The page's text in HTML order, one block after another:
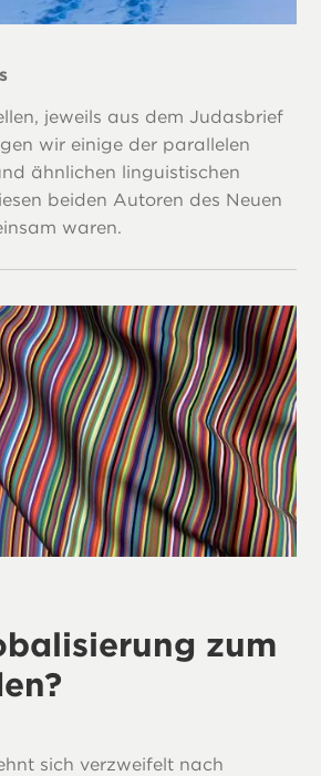
jeweils aus dem Judasbrief
wir einige der parallelen
ähnlichen linguistischen
beiden Autoren des Neuen
waren.
zum
sich verzweifelt nach